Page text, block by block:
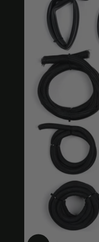
Ampliar la imagen